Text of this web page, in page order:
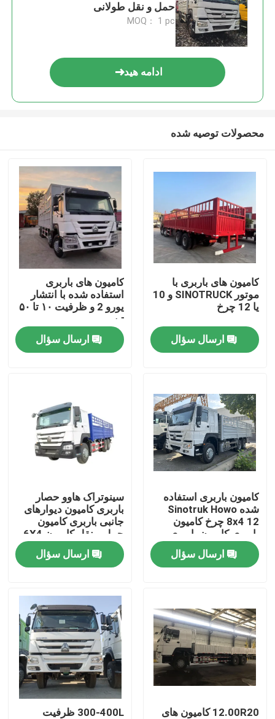
محصولات
فیلم های
تور کارخانه
کنترل کیفیت
درخواست نقل قول
کامیون های زباله برداری استفاده شده
کامیون های تخلیه کننده دست دوم
حمل و نقل طولانی
MOQ： 1 pc
ادامه هید
محصولات توصیه شده
کامیون های باربری با
موتور SINOTRUCK و 10
یا 12 چرخ
ارسال سؤال
کامیون های باربری
استفاده شده با انتشار
یورو 2 و ظرفیت ۱۰ تا ۵۰
تن
ارسال سؤال
کامیون باربری استفاده
شده Sinotruk Howo
8x4 12 چرخ کامیون
باربری کامیون باربری
کامیون
ارسال سؤال
سینوتراک هاوو حصار
باربری کامیون دیوارهای
جانبی باربری کامیون
حمل و نقل کامیون 6X4
کار سنگین 380hp
ارسال سؤال
12.00R20 کامیون های
300-400L ظرفیت